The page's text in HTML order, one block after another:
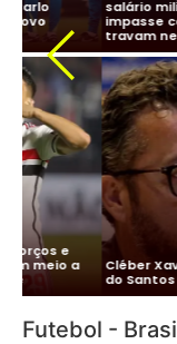
salário milionário na
impasse com Real
travam negociação
Cléber Xavier é o
do Santos
Futebol -